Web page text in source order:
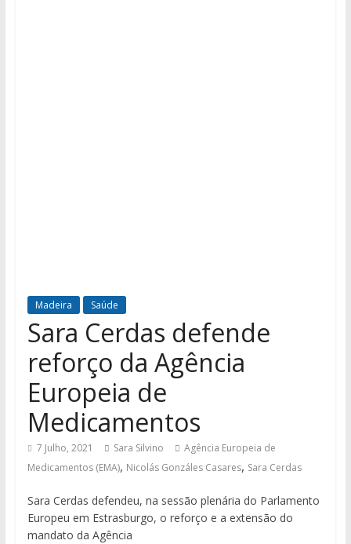
Madeira Saúde
Sara Cerdas defende
reforço da Agência
Europeia de
Medicamentos
7 Julho, 2021 Sara Silvino
Agência Europeia de
Medicamentos (EMA), Nicolás Gonzáles Casares, Sara Cerdas
Sara Cerdas defendeu, na sessão plenária do Parlamento
Europeu em Estrasburgo, o reforço e a extensão do
mandato da Agência